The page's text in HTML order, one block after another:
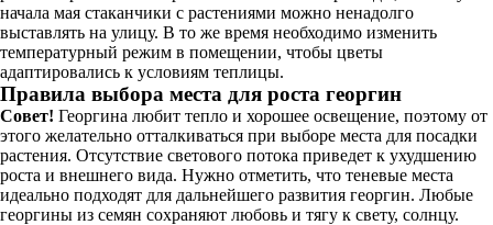
начала мая стаканчики с растениями можно ненадолго
выставлять на улицу. В то же время необходимо изменить
температурный режим в помещении, чтобы цветы
адаптировались к условиям теплицы.
Правила выбора места для роста георгин
Совет! Георгина любит тепло и хорошее освещение, поэтому от
этого желательно отталкиваться при выборе места для посадки
растения. Отсутствие светового потока приведет к ухудшению
роста и внешнего вида. Нужно отметить, что теневые места
идеально подходят для дальнейшего развития георгин. Любые
георгины из семян сохраняют любовь и тягу к свету, солнцу.